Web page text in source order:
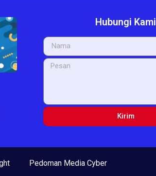
Hubungi Kami
Kirim
Pedoman Media Cyber